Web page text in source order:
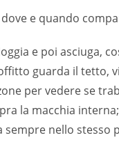
e quando
e poi asciuga,
guarda il
per vedere se
la macchia interna;
sempre nello stesso